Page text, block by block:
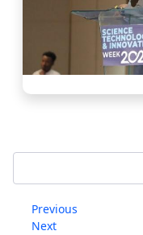
Previous
Next